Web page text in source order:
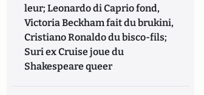
leur; Leonardo di Caprio fond,
Victoria Beckham fait du brukini,
Cristiano Ronaldo du bisco-fils;
Suri ex Cruise joue du
Shakespeare queer